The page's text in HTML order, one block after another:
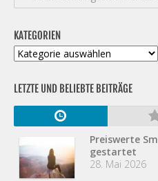
KATEGORIEN
Kategorien
LETZTE UND BELIEBTE BEITRÄGE
Preiswerte
gestartet
28. Mai 2026